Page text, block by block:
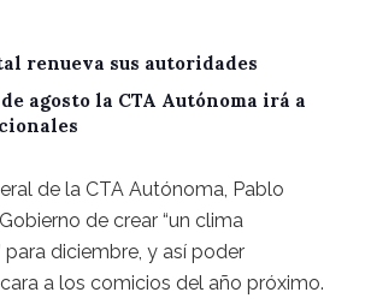
renueva sus autoridades
agosto la CTA Autónoma irá a
de la CTA Autónoma, Pablo
de crear “un clima
diciembre, y así poder
a los comicios del año próximo.